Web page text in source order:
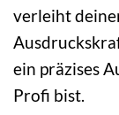
verleiht
ein präzises
Profi bist.